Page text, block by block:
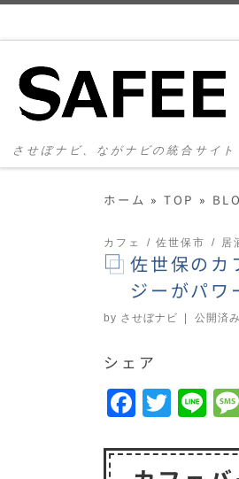
させぼナビ、ながナビの統合サイト
ホーム » TOP »
カフェ 佐世保市 居
佐世保の
ジーがパワ
by させぼナビ | 公開済み
シェア
F
a
c
T
w
it
Li
n
e